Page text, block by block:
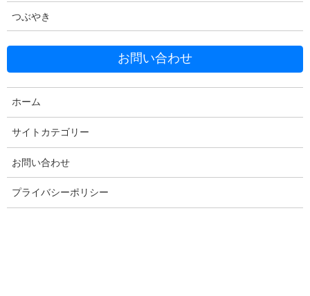
Facebook
Copy
つぶやき
お問い合わせ
ホーム
サイトカテゴリー
お問い合わせ
プライバシーポリシー